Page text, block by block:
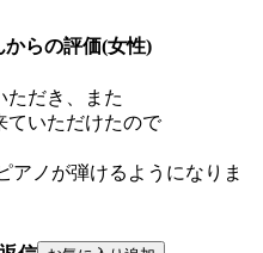
からの評価(女性)
ただき、また
ていただけたので
アノが弾けるようになりま